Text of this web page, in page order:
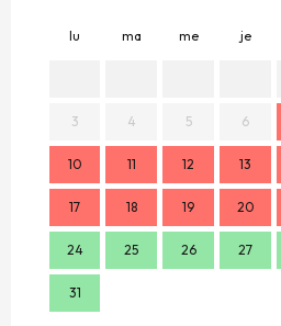
lu ma me je
3 4 5 6
10 11 12 13
17 18 19 20
24 25 26 27
31